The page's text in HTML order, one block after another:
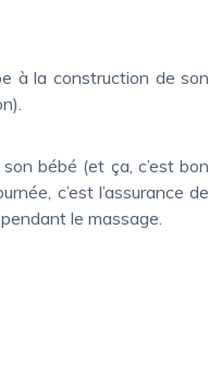
c’est l’assurance de
le massage.